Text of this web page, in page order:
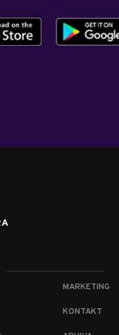
MARKETING
KONTAKT